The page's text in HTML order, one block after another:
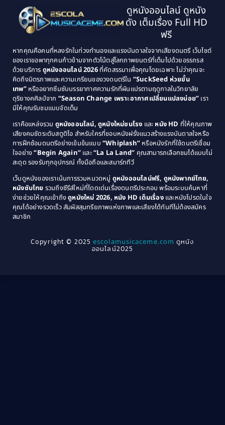
(134)
Classic หนังคลาสสิก(21)
Classic หนังคลาสสิก(25)
Comedy ตลก(46)
Comedy ตลก(515)
Coming of Age ก้าวพ้นวัย(1)
Coming-of-Age(3)
Community(1)
Crime อาชญากรรม(78)
Cult Film(4)
1995
1994
1993
1992
1989
1988
1987
1986
1985
1984
1983
1982
1979
1978
1976
1975
1974
1971
1970
1969
1968
1964
1963
1940
ดูหนังออนไลน์ ดูหนัง
ดัง เต็มเรื่อง Full HD
ฟรี
หากคุณคือคนที่หลงรักในท่วงทำนองและแรงบันดาลใจจากเสียงดนตรี เว็บไซต์
ของเราขอพาทุกคนก้าวข้ามจากตัวโน้ตสู่โลกภาพยนตร์ที่เต็มไปด้วยอรรถรส
ด้วยบริการ ดูหนังออนไลน์ 2026ที่คัดสรรมาเพื่อคุณโดยเฉพาะ ไม่ว่าคุณจะ
คิดถึงมิตรภาพและความเกรียนของวงดนตรีใน “SuckSeed ห่วยขั้น
เทพ”หรืออยากซึมซับบรรยากาศความรักที่ผันแปรตามฤดูกาลในวิทยาลัย
ดุริยางคศิลป์จาก “Season Change เพราะอากาศเปลี่ยนแปลงบ่อย” เรา
มีให้คุณรับชมแบบจัดเต็ม
เราคือแหล่งรวม ดูหนังออนไลน์, ดูหนังใหม่ชนโรง และ หนัง HD ที่ให้คุณภาพ
เสียงคมชัดระดับสตูดิโอ สำหรับใครที่ชอบหนังฝรั่งแนวสร้างแรงบันดาลใจหรือ
การฝึกซ้อมดนตรีอย่างเข้มข้นแบบ “Whiplash” หรือหนังรักที่ใช้ดนตรีเชื่อม
ใจอย่าง“Begin Again” และ“La La Land” คุณสามารถเลือกชมได้แบบไม่
สะดุด รองรับทุกอุปกรณ์ ทั้งมือถือและสมาร์ททีวี
เว็บดูหนังของเราเน้นการรวมหมวดหมู่ ดูหนังออนไลน์ฟรี, ดูหนังพากย์ไทย,
หนังซับไทย รวมถึงซีรีส์ใหม่ที่โดดเด่นเรื่องดนตรีประกอบ พร้อมระบบค้นหาที่
ง่ายช่วยให้คุณเข้าถึงดูหนังใหม่ 2026, หนัง HD เต็มเรื่องและหนังโปรดในใจ
คุณได้อย่างรวดเร็ว สัมผัสสุนทรียภาพแห่งภาพและเสียงได้ทันทีไม่ต้องสมัคร
สมาชิก
Copyright © 2025escolamusicaceme.com ดูหนัง
ออนไลน์2025